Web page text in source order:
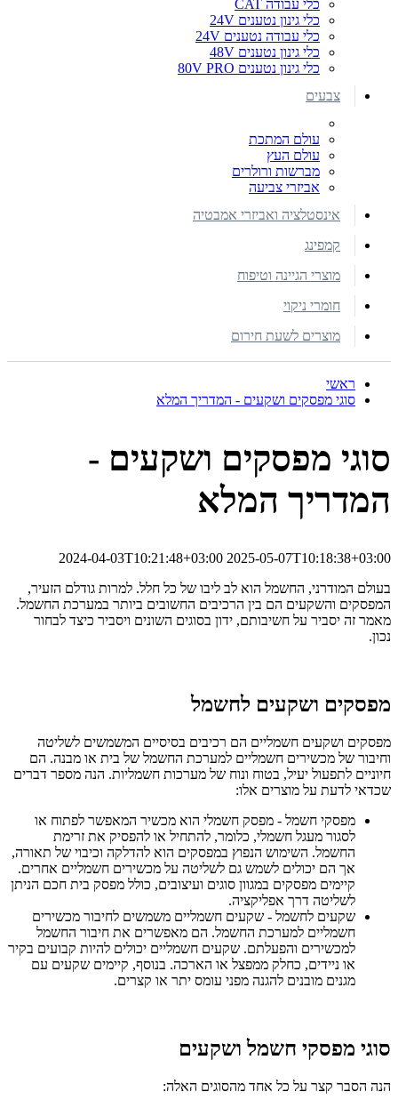
כלי עבודה CAT
כלי גינון נטענים 24V
כלי עבודה נטענים 24V
כלי גינון נטענים 48V
כלי גינון נטענים 80V PRO
צבעים
עולם המתכת
עולם העץ
מברשות ורולרים
אביזרי צביעה
אינסטלציה ואביזרי אמבטיה
קמפינג
מוצרי הגיינה וטיפוח
חומרי ניקוי
מוצרים לשעת חירום
ראשי
סוגי מפסקים ושקעים - המדריך המלא
סוגי מפסקים ושקעים -
המדריך המלא
2024-04-03T10:21:48+03:00 2025-05-07T10:18:38+03:00
בעולם המודרני, החשמל הוא לב ליבו של כל חלל. למרות גודלם הזעיר,
המפסקים והשקעים הם בין הרכיבים החשובים ביותר במערכת החשמל.
מאמר זה יסביר על חשיבותם, ידון בסוגים השונים ויסביר כיצד לבחור
נכון.
מפסקים ושקעים לחשמל
מפסקים ושקעים חשמליים הם רכיבים בסיסיים המשמשים לשליטה
וחיבור של מכשירים חשמליים למערכת החשמל של בית או מבנה. הם
חיוניים לתפעול יעיל, בטוח ונוח של מערכות חשמליות. הנה מספר דברים
שכדאי לדעת על מוצרים אלו:
מפסקי חשמל - מפסק חשמלי הוא מכשיר המאפשר לפתוח או
לסגור מעגל חשמלי, כלומר, להתחיל או להפסיק את זרימת
החשמל. השימוש הנפוץ במפסקים הוא להדלקה וכיבוי של תאורה,
אך הם יכולים לשמש גם לשליטה על מכשירים חשמליים אחרים.
קיימים מפסקים במגוון סוגים ועיצובים, כולל מפסק בית חכם הניתן
לשליטה דרך אפליקציה.
שקעים לחשמל - שקעים חשמליים משמשים לחיבור מכשירים
חשמליים למערכת החשמל. הם מאפשרים את חיבור החשמל
למכשירים והפעלתם. שקעים חשמליים יכולים להיות קבועים בקיר
או ניידים, כחלק ממפצל או הארכה. בנוסף, קיימים שקעים עם
מגנים מובנים להגנה מפני עומס יתר או קצרים.
סוגי מפסקי חשמל ושקעים
הנה הסבר קצר על כל אחד מהסוגים האלה: